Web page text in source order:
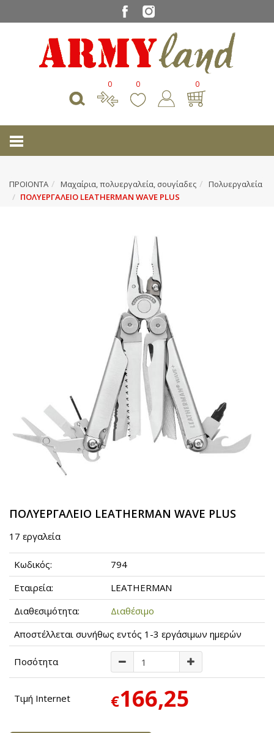
0 0 0
ΠΡΟΙΟΝΤΑ Μαχαίρια, πολυεργαλεία, σουγίαδες
Πολυεργαλεία
ΠΟΛΥΕΡΓΑΛΕΙΟ LEATHERMAN WAVE PLUS
ΠΟΛΥΕΡΓΑΛΕΙΟ LEATHERMAN WAVE PLUS
17 εργαλεία
Κωδικός:
794
Εταιρεία:
LEATHERMAN
Διαθεσιμότητα:
Διαθέσιμο
Αποστέλλεται συνήθως εντός 1-3 εργάσιμων ημερών
Ποσότητα
Τιμή Internet €166,25